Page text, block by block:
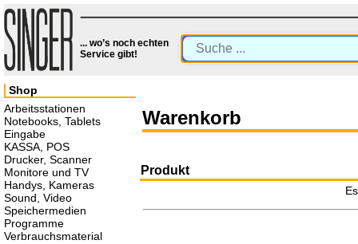
... wo’s noch echten
Service gibt!
Warenkorb
Produkt
Shop
Arbeitsstationen
Notebooks, Tablets
Eingabe
KASSA, POS
Drucker, Scanner
Monitore und TV
Handys, Kameras
Sound, Video
Speichermedien
Programme
Verbrauchsmaterial